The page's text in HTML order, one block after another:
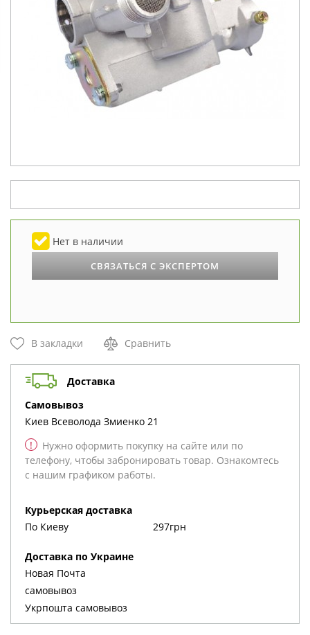
Нет в наличии
СВЯЗАТЬСЯ С ЭКСПЕРТОМ
В закладки Сравнить
Доставка
cамовывоз
Киев Всеволода Змиенко 21
!
Нужно оформить покупку на сайте или по
телефону, чтобы забронировать товар. Ознакомтесь
с нашим графиком работы.
Курьерская доставка
По Киеву
297грн
Доставка по Украине
Новая Почта
cамовывоз
Укрпошта cамовывоз